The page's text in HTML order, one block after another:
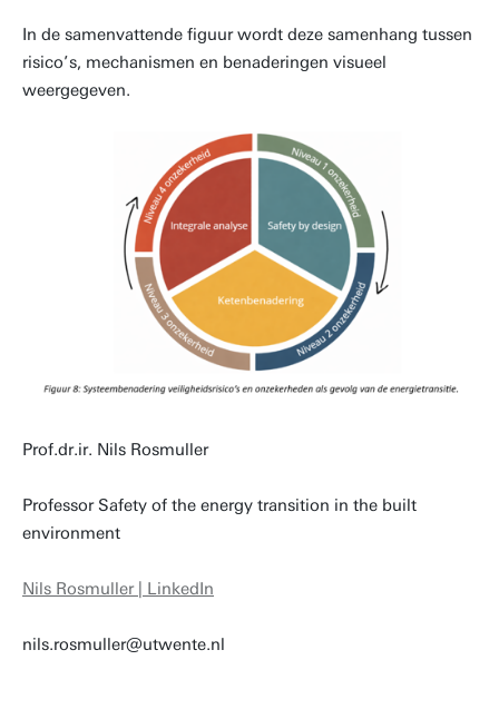
In de samenvattende figuur wordt deze samenhang tussen
risico’s, mechanismen en benaderingen visueel
weergegeven.
Prof.dr.ir. Nils Rosmuller
Professor Safety of the energy transition in the built
environment
Nils Rosmuller | LinkedIn
nils.rosmuller@utwente.nl